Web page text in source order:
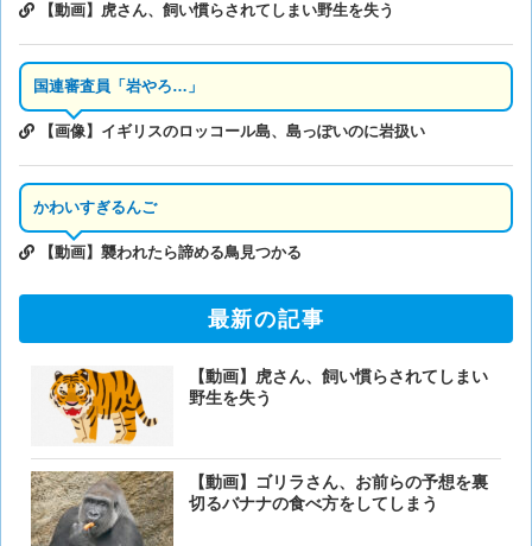
【動画】虎さん、飼い慣らされてしまい野生を失う
国連審査員「岩やろ…」
【画像】イギリスのロッコール島、島っぽいのに岩扱い
かわいすぎるんご
【動画】襲われたら諦める鳥見つかる
最新の記事
【動画】虎さん、飼い慣らされてしまい
野生を失う
【動画】ゴリラさん、お前らの予想を裏
切るバナナの食べ方をしてしまう